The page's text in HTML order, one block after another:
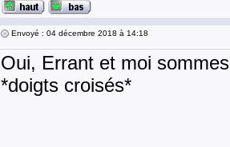
Envoyé : 04 décembre 2018 à 14:18
Oui, Errant et moi
*doigts croisés*